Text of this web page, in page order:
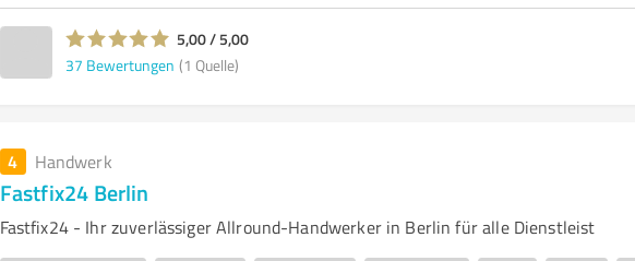
5,00 / 5,00
37 Bewertungen (1 Quelle)
4 Handwerk
Fastfix24 Berlin
Fastfix24 - Ihr zuverlässiger Allround-Handwerker in Berlin für alle Dienstleist